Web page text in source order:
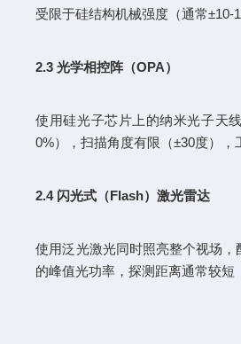
受限于硅结构机械强度（通常±10-
2.3 光学相控阵（OPA）
使用硅光子芯片上的纳米光子天
0%），扫描角度有限（±30度），
2.4 闪光式（Flash）激光雷达
使用泛光激光同时照亮整个视场
的峰值光功率，探测距离通常较短